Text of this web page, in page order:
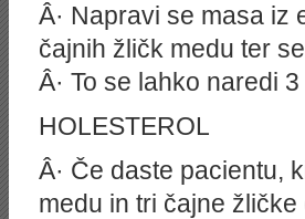
Â· Napravi se masa iz
čajnih žličk medu ter
Â· To se lahko naredi
HOLESTEROL
Â· Če daste pacientu,
medu in tri čajne